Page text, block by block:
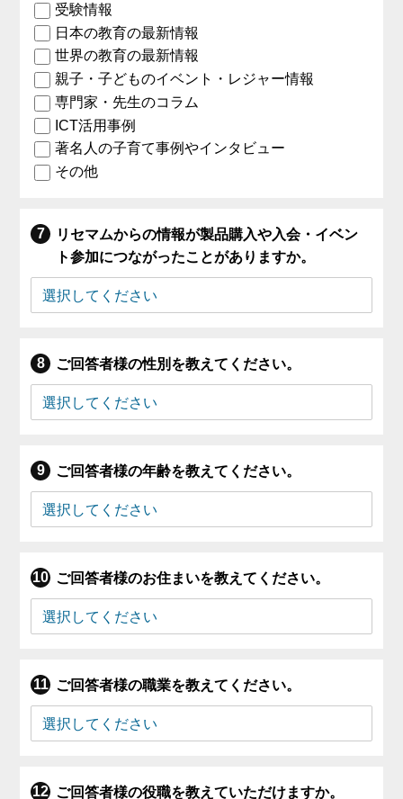
受験情報
日本の教育の最新情報
世界の教育の最新情報
親子・子どものイベント・レジャー情報
専門家・先生のコラム
ICT活用事例
著名人の子育て事例やインタビュー
その他
リセマムからの情報が製品購入や入会・イベン
ト参加につながったことがありますか。
ご回答者様の性別を教えてください。
ご回答者様の年齢を教えてください。
ご回答者様のお住まいを教えてください。
ご回答者様の職業を教えてください。
ご回答者様の役職を教えていただけますか。